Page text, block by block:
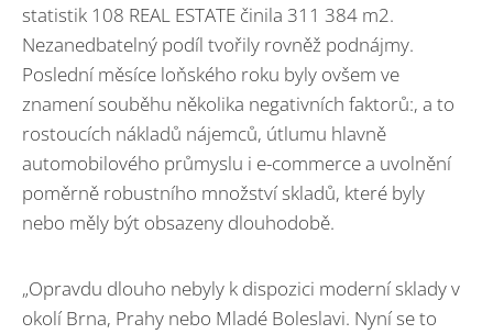
statistik 108 REAL ESTATE činila 311 384 m2.
Nezanedbatelný podíl tvořily rovněž podnájmy.
Poslední měsíce loňského roku byly ovšem ve
znamení souběhu několika negativních faktorů:, a to
rostoucích nákladů nájemců, útlumu hlavně
automobilového průmyslu i e-commerce a uvolnění
poměrně robustního množství skladů, které byly
nebo měly být obsazeny dlouhodobě.
„Opravdu dlouho nebyly k dispozici moderní sklady v
okolí Brna, Prahy nebo Mladé Boleslavi. Nyní se to